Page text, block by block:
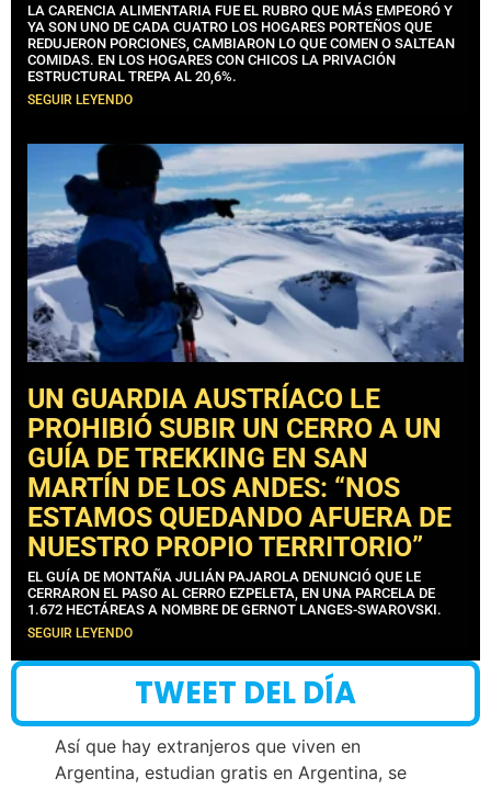
LA CARENCIA ALIMENTARIA FUE EL RUBRO QUE MÁS EMPEORÓ Y
YA SON UNO DE CADA CUATRO LOS HOGARES PORTEÑOS QUE
REDUJERON PORCIONES, CAMBIARON LO QUE COMEN O SALTEAN
COMIDAS. EN LOS HOGARES CON CHICOS LA PRIVACIÓN
ESTRUCTURAL TREPA AL 20,6%.
SEGUIR LEYENDO
UN GUARDIA AUSTRÍACO LE
PROHIBIÓ SUBIR UN CERRO A UN
GUÍA DE TREKKING EN SAN
MARTÍN DE LOS ANDES: “NOS
ESTAMOS QUEDANDO AFUERA DE
NUESTRO PROPIO TERRITORIO”
EL GUÍA DE MONTAÑA JULIÁN PAJAROLA DENUNCIÓ QUE LE
CERRARON EL PASO AL CERRO EZPELETA, EN UNA PARCELA DE
1.672 HECTÁREAS A NOMBRE DE GERNOT LANGES-SWAROVSKI.
SEGUIR LEYENDO
TWEET DEL DÍA
Así que hay extranjeros que viven en
Argentina, estudian gratis en Argentina, se